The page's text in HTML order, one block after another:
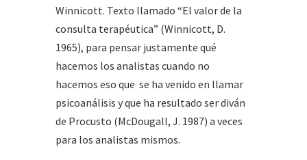
Winnicott. Texto llamado “El valor de la
consulta terapéutica” (Winnicott, D.
1965), para pensar justamente qué
hacemos los analistas cuando no
hacemos eso que se ha venido en llamar
psicoanálisis y que ha resultado ser diván
de Procusto (McDougall, J. 1987) a veces
para los analistas mismos.